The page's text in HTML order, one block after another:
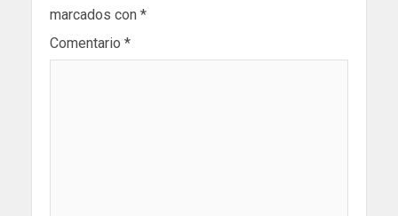
marcados con *
Comentario *